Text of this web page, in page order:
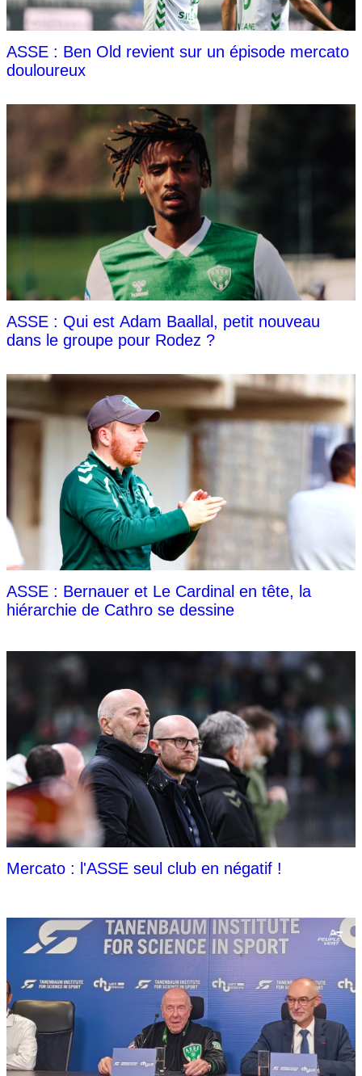
ASSE : Ben Old revient sur un épisode mercato
douloureux
ASSE : Qui est Adam Baallal, petit nouveau
dans le groupe pour Rodez ?
ASSE : Bernauer et Le Cardinal en tête, la
hiérarchie de Cathro se dessine
Mercato : l'ASSE seul club en négatif !